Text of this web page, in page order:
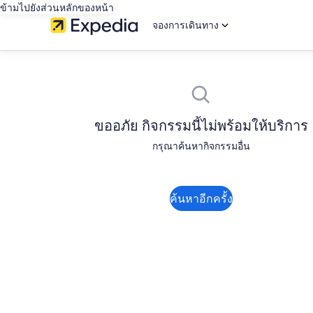
ข้ามไปยังส่วนหลักของหน้า
จองการเดินทาง
ขออภัย กิจกรรมนี้ไม่พร้อมให้บริการ
กรุณาค้นหากิจกรรมอื่น
ค้นหาอีกครั้ง